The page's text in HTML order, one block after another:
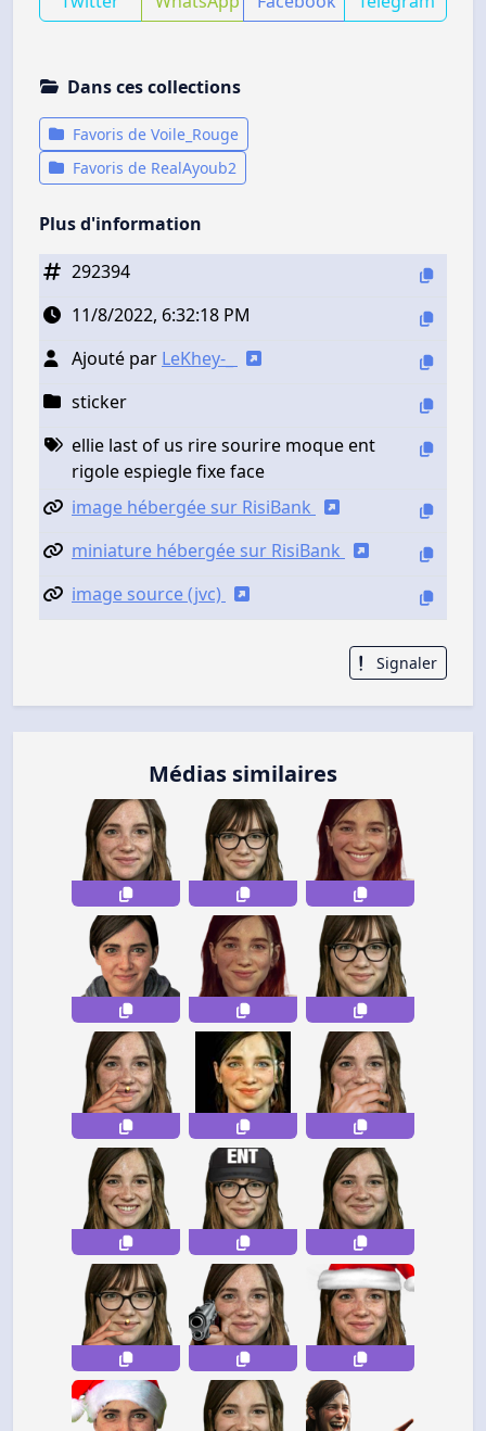
Dans ces collections
Favoris de Voile_Rouge
Favoris de RealAyoub2
Plus d'information
292394
11/8/2022, 6:32:18 PM
Ajouté par LeKhey-_
sticker
ellie last of us rire sourire moque ent
rigole espiegle fixe face
image hébergée sur RisiBank
miniature hébergée sur RisiBank
image source (jvc)
Signaler
Médias similaires